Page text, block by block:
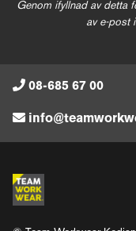
Genom ifyllnad av detta
av e-post
08-685 67 00